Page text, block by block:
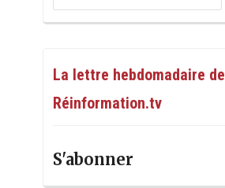
La lettre hebdomadaire de
Réinformation.tv
S'abonner